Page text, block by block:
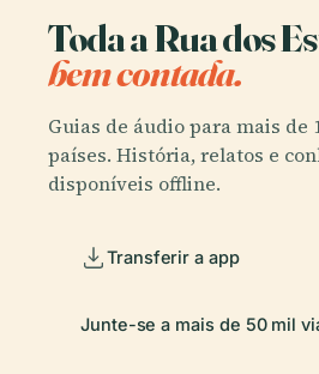
Toda a Rua dos
bem contada.
Guias de áudio para mais de
países. História, relatos e
disponíveis offline.
Transferir a app
Junte-se a mais de 50 mil